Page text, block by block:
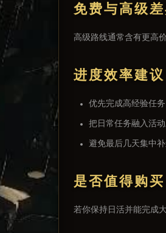
免费与高级差
高级路线通常含有更高
进度效率建议
优先完成高经验任务
把日常任务融入活动
避免最后几天集中
是否值得购买
若你保持日活并能完成